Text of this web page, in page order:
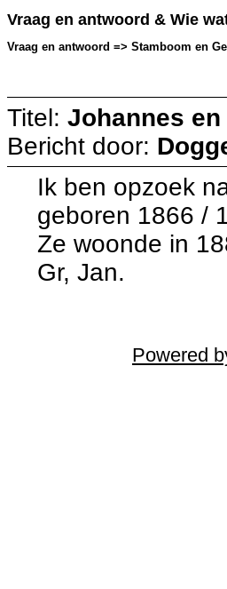
Vraag en antwoord & Wie
Vraag en antwoord => Stamboom en
Titel: Johannes
Bericht door:
Ik ben opzoek
geboren 1866 /
Ze woonde in
Gr, Jan.
Powered